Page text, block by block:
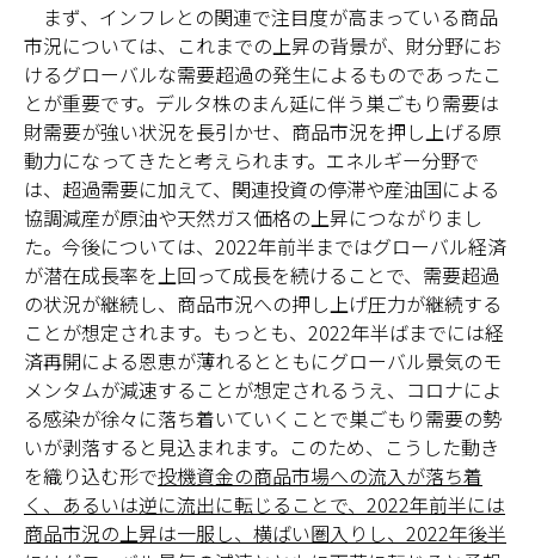
まず、インフレとの関連で注目度が高まっている商品
市況については、これまでの上昇の背景が、財分野にお
けるグローバルな需要超過の発生によるものであったこ
とが重要です。デルタ株のまん延に伴う巣ごもり需要は
財需要が強い状況を長引かせ、商品市況を押し上げる原
動力になってきたと考えられます。エネルギー分野で
は、超過需要に加えて、関連投資の停滞や産油国による
協調減産が原油や天然ガス価格の上昇につながりまし
た。今後については、2022年前半まではグローバル経済
が潜在成長率を上回って成長を続けることで、需要超過
の状況が継続し、商品市況への押し上げ圧力が継続する
ことが想定されます。もっとも、2022年半ばまでには経
済再開による恩恵が薄れるとともにグローバル景気のモ
メンタムが減速することが想定されるうえ、コロナによ
る感染が徐々に落ち着いていくことで巣ごもり需要の勢
いが剥落すると見込まれます。このため、こうした動き
を織り込む形で投機資金の商品市場への流入が落ち着
く、あるいは逆に流出に転じることで、2022年前半には
商品市況の上昇は一服し、横ばい圏入りし、2022年後半